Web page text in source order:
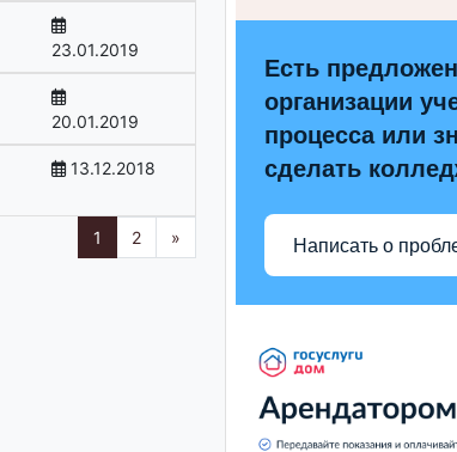
23.01.2019
20.01.2019
13.12.2018
1 2 »
Есть
организации
процесса или
сделать
Написать о